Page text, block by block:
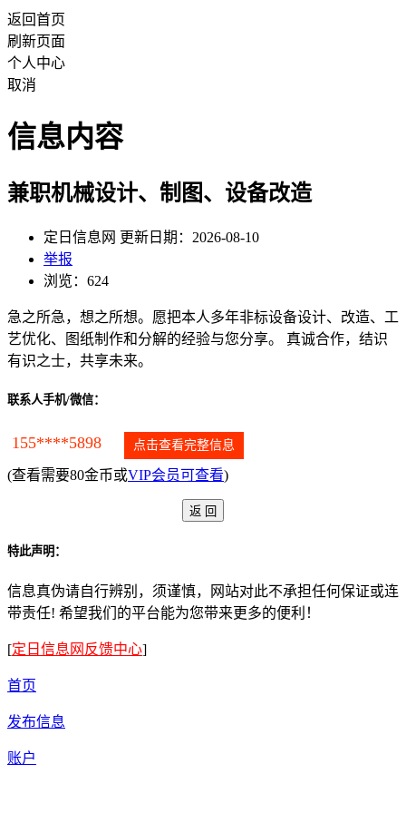
返回首页
刷新页面
个人中心
取消
信息内容
兼职机械设计、制图、设备改造
定日信息网 更新日期：2026-08-10
举报
浏览：624
急之所急，想之所想。愿把本人多年非标设备设计、改造、工
艺优化、图纸制作和分解的经验与您分享。 真诚合作，结识
有识之士，共享未来。
联系人手机/微信：
155****5898 点击查看完整信息
(查看需要80金币或VIP会员可查看)
特此声明：
信息真伪请自行辨别，须谨慎，网站对此不承担任何保证或连
带责任! 希望我们的平台能为您带来更多的便利！
[定日信息网反馈中心]
首页
发布信息
账户